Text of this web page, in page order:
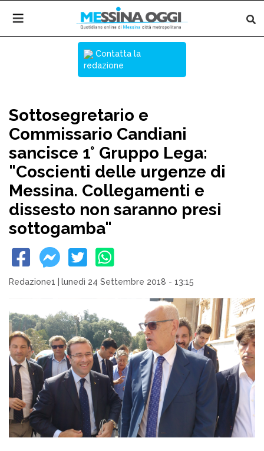
Contatta la
redazione
Sottosegretario e
Commissario Candiani
sancisce 1° Gruppo Lega:
"Coscienti delle urgenze di
Messina. Collegamenti e
dissesto non saranno presi
sottogamba"
Redazione1 lunedì 24 Settembre 2018 - 13:15